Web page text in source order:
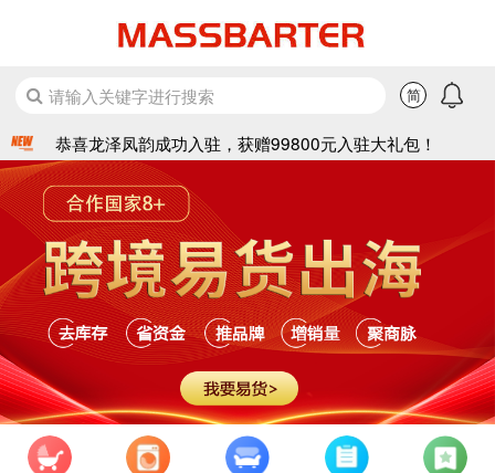
请输入关键字进行搜索 简
恭喜贝特户外成功入驻，获赠99800元入驻大礼包！
恭喜东誉食品成功入驻，获赠99800元入驻大礼包！
恭喜神州机械成功入驻，获赠99800元入驻大礼包！
恭喜龙泽凤韵成功入驻，获赠99800元入驻大礼包！
恭喜红金龙成功入驻，获赠99800元入驻大礼包！
恭喜三洋太阳能成功入驻，获赠99800元入驻大礼包！
恭喜蝶恋花成功入驻，获赠99800元入驻大礼包！